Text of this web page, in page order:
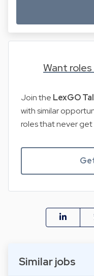
Similar jobs
Want
Join the LexGO
with similar
roles that never